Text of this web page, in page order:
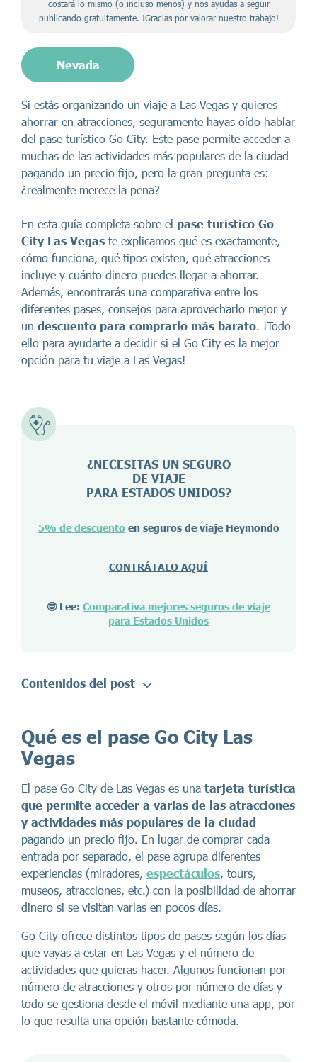
costará lo mismo (o incluso menos) y nos ayudas a seguir
publicando gratuitamente. ¡Gracias por valorar nuestro trabajo!
Nevada
Si estás organizando un viaje a Las Vegas y quieres
ahorrar en atracciones, seguramente hayas oído hablar
del pase turístico Go City. Este pase permite acceder a
muchas de las actividades más populares de la ciudad
pagando un precio fijo, pero la gran pregunta es:
¿realmente merece la pena?
En esta guía completa sobre el pase turístico Go
City Las Vegas te explicamos qué es exactamente,
cómo funciona, qué tipos existen, qué atracciones
incluye y cuánto dinero puedes llegar a ahorrar.
Además, encontrarás una comparativa entre los
diferentes pases, consejos para aprovecharlo mejor y
un descuento para comprarlo más barato. ¡Todo
ello para ayudarte a decidir si el Go City es la mejor
opción para tu viaje a Las Vegas!
¿NECESITAS UN SEGURO
DE VIAJE
PARA ESTADOS UNIDOS?
5% de descuentoen seguros de viaje Heymondo
CONTRÁTALO AQUÍ
🤓 Lee: Comparativa mejores seguros de viaje
para Estados Unidos
Contenidos del post
Qué es el pase Go City Las
Vegas
El pase Go City de Las Vegas es una tarjeta turística
que permite acceder a varias de las atracciones
y actividades más populares de la ciudad
pagando un precio fijo. En lugar de comprar cada
entrada por separado, el pase agrupa diferentes
experiencias (miradores, espectáculos, tours,
museos, atracciones, etc.) con la posibilidad de ahorrar
dinero si se visitan varias en pocos días.
Go City ofrece distintos tipos de pases según los días
que vayas a estar en Las Vegas y el número de
actividades que quieras hacer. Algunos funcionan por
número de atracciones y otros por número de días y
todo se gestiona desde el móvil mediante una app, por
lo que resulta una opción bastante cómoda.